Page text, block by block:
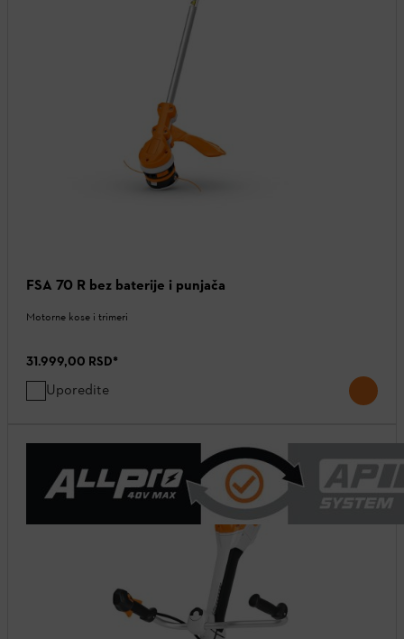
FSA 70 R bez baterije i punjača
Motorne kose i trimeri
31.999,00 RSD*
Uporedite